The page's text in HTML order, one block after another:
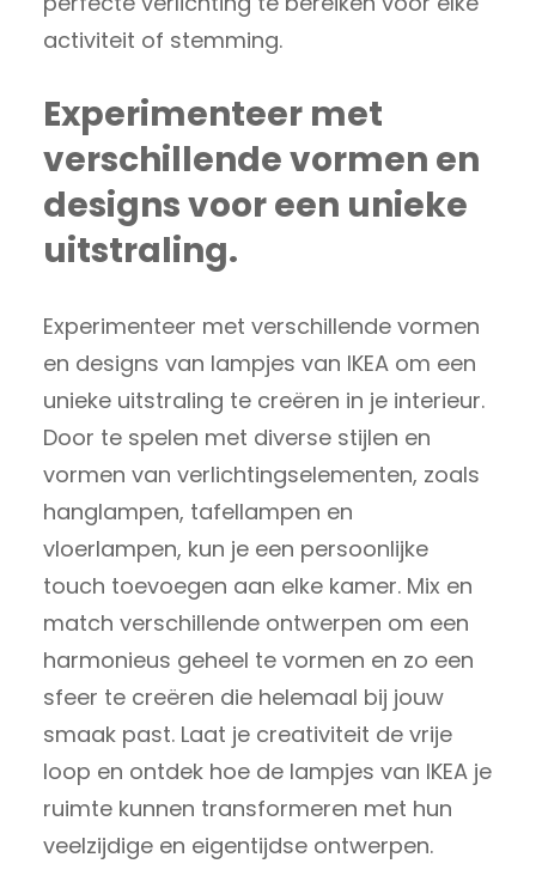
activiteit of stemming.
Experimenteer met
verschillende vormen en
designs voor een unieke
uitstraling.
Experimenteer met verschillende vormen
en designs van lampjes van IKEA om een
unieke uitstraling te creëren in je interieur.
Door te spelen met diverse stijlen en
vormen van verlichtingselementen, zoals
hanglampen, tafellampen en
vloerlampen, kun je een persoonlijke
touch toevoegen aan elke kamer. Mix en
match verschillende ontwerpen om een
harmonieus geheel te vormen en zo een
sfeer te creëren die helemaal bij jouw
smaak past. Laat je creativiteit de vrije
loop en ontdek hoe de lampjes van IKEA je
ruimte kunnen transformeren met hun
veelzijdige en eigentijdse ontwerpen.